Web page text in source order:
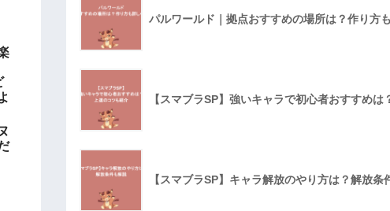
パルワールド｜拠点おすすめの場所は？作り方
【スマブラSP】強いキャラで初心者おすすめは
【スマブラSP】キャラ解放のやり方は？解放条